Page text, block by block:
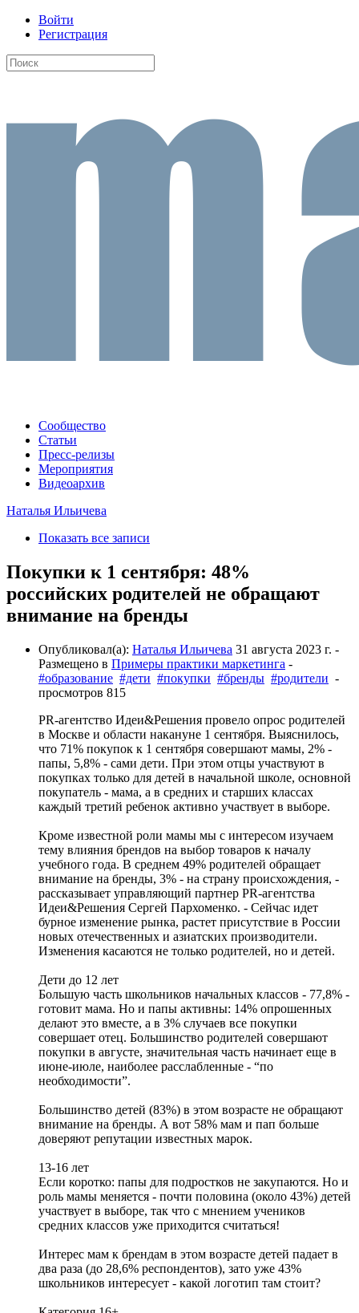
Войти
Регистрация
Сообщество
Статьи
Пресс-релизы
Мероприятия
Видеоархив
Наталья Ильичева
Показать все записи
Покупки к 1 сентября: 48%
российских родителей не обращают
внимание на бренды
Опубликовал(а): Наталья Ильичева 31 августа 2023 г. -
Размещено в Примеры практики маркетинга -
#образование #дети #покупки #бренды #родители -
просмотров 815
PR-агентство Идеи&Решения провело опрос родителей
в Москве и области накануне 1 сентября. Выяснилось,
что 71% покупок к 1 сентября совершают мамы, 2% -
папы, 5,8% - сами дети. При этом отцы участвуют в
покупках только для детей в начальной школе, основной
покупатель - мама, а в средних и старших классах
каждый третий ребенок активно участвует в выборе.
Кроме известной роли мамы мы с интересом изучаем
тему влияния брендов на выбор товаров к началу
учебного года. В среднем 49% родителей обращает
внимание на бренды, 3% - на страну происхождения, -
рассказывает управляющий партнер PR-агентства
Идеи&Решения Сергей Пархоменко. - Сейчас идет
бурное изменение рынка, растет присутствие в России
новых отечественных и азиатских производители.
Изменения касаются не только родителей, но и детей.
Дети до 12 лет
Большую часть школьников начальных классов - 77,8% -
готовит мама. Но и папы активны: 14% опрошенных
делают это вместе, а в 3% случаев все покупки
совершает отец. Большинство родителей совершают
покупки в августе, значительная часть начинает еще в
июне-июле, наиболее расслабленные - “по
необходимости”.
Большинство детей (83%) в этом возрасте не обращают
внимание на бренды. А вот 58% мам и пап больше
доверяют репутации известных марок.
13-16 лет
Если коротко: папы для подростков не закупаются. Но и
роль мамы меняется - почти половина (около 43%) детей
участвует в выборе, так что с мнением учеников
средних классов уже приходится считаться!
Интерес мам к брендам в этом возрасте детей падает в
два раза (до 28,6% респондентов), зато уже 43%
школьников интересует - какой логотип там стоит?